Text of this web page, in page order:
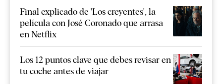
Final explicado de 'Los creyentes', la
película con José Coronado que arrasa
en Netflix
Los 12 puntos clave que debes revisar en
tu coche antes de viajar